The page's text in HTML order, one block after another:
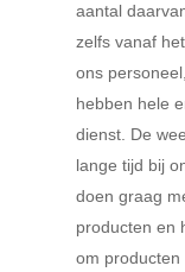
aantal
zelfs vanaf
ons
hebben hele
dienst. De
lange tijd bij
doen graag
producten en
om producten